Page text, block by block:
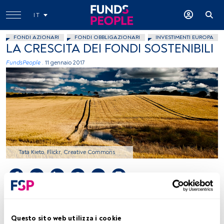
Questo sito web utilizza i cookie
IT
FONDI AZIONARI FONDI OBBLIGAZIONARI INVESTIMENTI EUROPA
LA CRESCITA DEI FONDI SOSTENIBILI
FundsPeople . 11 gennaio 2017
Tata Kieto, Flickr, Creative Commons
Tempo di lettura:
liinvestimenti sostenibili e responsabili